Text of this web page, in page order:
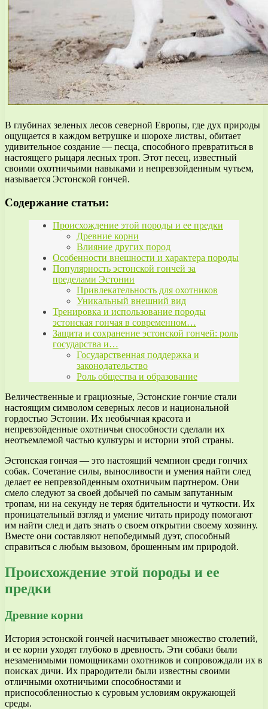
В глубинах зеленых лесов северной Европы, где дух природы
ощущается в каждом ветрушке и шорохе листвы, обитает
удивительное создание — песца, способного превратиться в
настоящего рыцаря лесных троп. Этот песец, известный
своими охотничьими навыками и непревзойденным чутьем,
называется Эстонской гончей.
Содержание статьи:
Происхождение этой породы и ее предки
Древние корни
Влияние других пород
Особенности внешности и характера породы
Популярность эстонской гончей за
пределами Эстонии
Привлекательность для охотников
Уникальный внешний вид
Тренировка и использование породы
эстонская гончая в современном…
Защита и сохранение эстонской гончей: роль
государства и…
Государственная поддержка и
законодательство
Роль общества и образование
Величественные и грациозные, Эстонские гончие стали
настоящим символом северных лесов и национальной
гордостью Эстонии. Их необычная красота и
непревзойденные охотничьи способности сделали их
неотъемлемой частью культуры и истории этой страны.
Эстонская гончая — это настоящий чемпион среди гончих
собак. Сочетание силы, выносливости и умения найти след
делает ее непревзойденным охотничьим партнером. Они
смело следуют за своей добычей по самым запутанным
тропам, ни на секунду не теряя бдительности и чуткости. Их
проницательный взгляд и умение читать природу помогают
им найти след и дать знать о своем открытии своему хозяину.
Вместе они составляют непобедимый дуэт, способный
справиться с любым вызовом, брошенным им природой.
Происхождение этой породы и ее
предки
Древние корни
История эстонской гончей насчитывает множество столетий,
и ее корни уходят глубоко в древность. Эти собаки были
незаменимыми помощниками охотников и сопровождали их в
поисках дичи. Их прародители были известны своими
отличными охотничьими способностями и
приспособленностью к суровым условиям окружающей
среды.